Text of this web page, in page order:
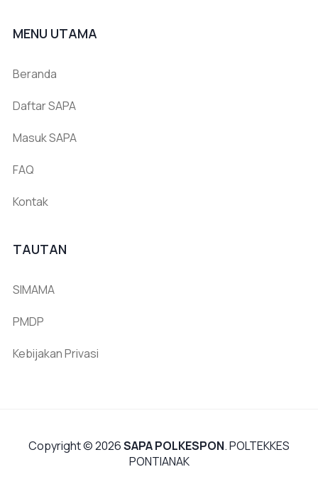
MENU UTAMA
Beranda
Daftar SAPA
Masuk SAPA
FAQ
Kontak
TAUTAN
SIMAMA
PMDP
Kebijakan Privasi
Copyright © 2026SAPA POLKESPON. POLTEKKES
PONTIANAK